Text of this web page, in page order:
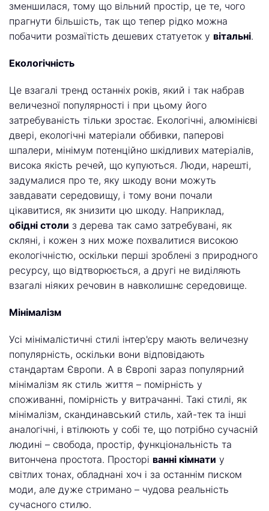
зменшилася, тому що вільний простір, це те, чого
прагнути більшість, так що тепер рідко можна
побачити розмаїтість дешевих статуеток у вітальні.
Екологічність
Це взагалі тренд останніх років, який і так набрав
величезної популярності і при цьому його
затребуваність тільки зростає. Екологічні, алюмінієві
двері, екологічні матеріали оббивки, паперові
шпалери, мінімум потенційно шкідливих матеріалів,
висока якість речей, що купуються. Люди, нарешті,
задумалися про те, яку шкоду вони можуть
завдавати середовищу, і тому вони почали
цікавитися, як знизити цю шкоду. Наприклад,
обідні столи з дерева так само затребувані, як
скляні, і кожен з них може похвалитися високою
екологічністю, оскільки перші зроблені з природного
ресурсу, що відтворюється, а другі не виділяють
взагалі ніяких речовин в навколишнє середовище.
Мінімалізм
Усі мінімалістичні стилі інтер'єру мають величезну
популярність, оскільки вони відповідають
стандартам Європи. А в Європі зараз популярний
мінімалізм як стиль життя – помірність у
споживанні, помірність у витрачанні. Такі стилі, як
мінімалізм, скандинавський стиль, хай-тек та інші
аналогічні, і втілюють у собі те, що потрібно сучасній
людині – свобода, простір, функціональність та
витончена простота. Просторі ванні кімнати у
світлих тонах, обладнані хоч і за останнім писком
моди, але дуже стримано – чудова реальність
сучасного стилю.